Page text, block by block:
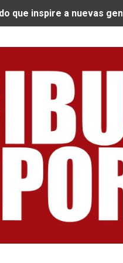
CLAVE PARA
CALDERÓN COMO LOS
LLEGAN A
en la VIDENA
SKATEBOARDING
LA EXIGENTE
DE AMANCAY TRAIL
ARGENTINA 4